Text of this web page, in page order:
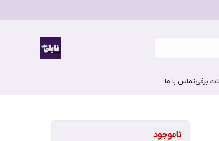
برقیتماس با ما
ناموجود